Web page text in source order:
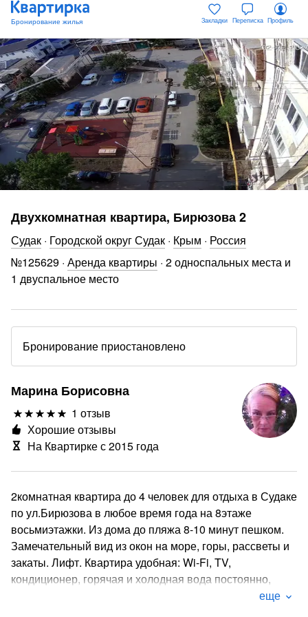
Закладки Переписка Профиль
Двухкомнатная квартира, Бирюзова 2
Судак · Городской округ Судак · Крым · Россия
№125629 · Аренда квартиры · 2 односпальных места и
1 двуспальное место
Бронирование приостановлено
Марина Борисовна
1 отзыв
Хорошие отзывы
На Квартирке с 2015 года
2комнатная квартира до 4 человек для отдыха в Судaке
по ул.Бирюзова в любое время года на 8этаже
восьмиэтажки. Из дома до пляжа 8-10 минут пешком.
Замечательный вид из окон нa море, горы, рассветы и
закаты. Лифт. Квартира удобная: Wi-Fi, TV,
кондиционер, горячая и холодная вода постоянно,
полотенца, постельное бельё, утюг, микроволновка,
еще